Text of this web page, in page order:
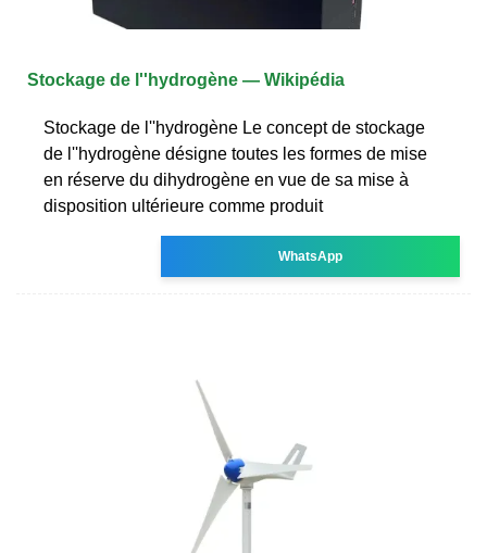
Stockage de l''hydrogène — Wikipédia
Stockage de l''hydrogène Le concept de stockage
de l''hydrogène désigne toutes les formes de mise
en réserve du dihydrogène en vue de sa mise à
disposition ultérieure comme produit
WhatsApp